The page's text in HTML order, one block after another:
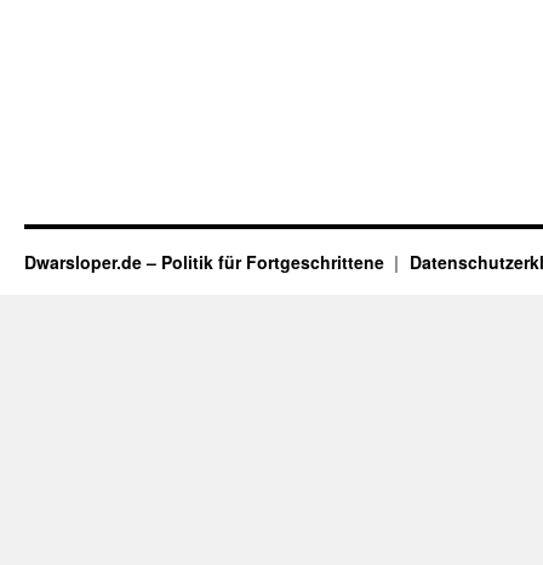
Dwarsloper.de – Politik für Fortgeschrittene